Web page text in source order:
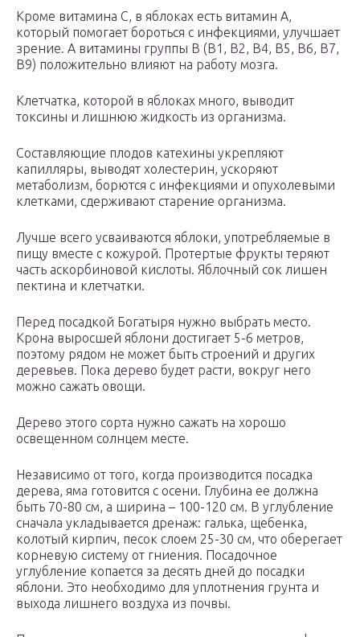
Кроме витамина С, в яблоках есть витамин А,
который помогает бороться с инфекциями, улучшает
зрение. А витамины группы В (В1, В2, В4, В5, В6, В7,
В9) положительно влияют на работу мозга.
Клетчатка, которой в яблоках много, выводит
токсины и лишнюю жидкость из организма.
Составляющие плодов катехины укрепляют
капилляры, выводят холестерин, ускоряют
метаболизм, борются с инфекциями и опухолевыми
клетками, сдерживают старение организма.
Лучше всего усваиваются яблоки, употребляемые в
пищу вместе с кожурой. Протертые фрукты теряют
часть аскорбиновой кислоты. Яблочный сок лишен
пектина и клетчатки.
Перед посадкой Богатыря нужно выбрать место.
Крона выросшей яблони достигает 5-6 метров,
поэтому рядом не может быть строений и других
деревьев. Пока дерево будет расти, вокруг него
можно сажать овощи.
Дерево этого сорта нужно сажать на хорошо
освещенном солнцем месте.
Независимо от того, когда производится посадка
дерева, яма готовится с осени. Глубина ее должна
быть 70-80 см, а ширина – 100-120 см. В углубление
сначала укладывается дренаж: галька, щебенка,
колотый кирпич, песок слоем 25-30 см, что оберегает
корневую систему от гниения. Посадочное
углубление копается за десять дней до посадки
яблони. Это необходимо для уплотнения грунта и
выхода лишнего воздуха из почвы.